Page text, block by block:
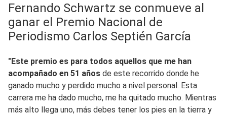
Fernando Schwartz se conmueve al
ganar el Premio Nacional de
Periodismo Carlos Septién García
"Este premio es para todos aquellos que me han
acompañado en 51 años de este recorrido donde he
ganado mucho y perdido mucho a nivel personal. Esta
carrera me ha dado mucho, me ha quitado mucho. Mientras
más alto llega uno, más debes tener los pies en la tierra y